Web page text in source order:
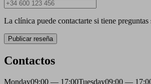
La clínica puede contactarte si tiene preguntas
Publicar reseña
Contactos
Monday09:00 — 17:00Tuesday09:00 —